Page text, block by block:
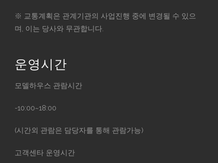
※ 교통계획은 관계기관의 사업진행 중에 변경될 수 있으
며, 이는 당사와 무관합니다.
운영시간
모델하우스 관람시간
-10:00~18:00
(시간외 관람은 담당자를 통해 관람가능)
고객센타 운영시간